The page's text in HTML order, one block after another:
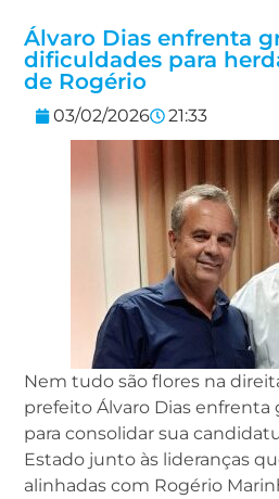
Álvaro Dias enfrenta
dificuldades para
de Rogério
03/02/2026 21:33
Nem tudo são flores na
prefeito Álvaro Dias
para consolidar sua
Estado junto às lideranças
alinhadas com Rogério